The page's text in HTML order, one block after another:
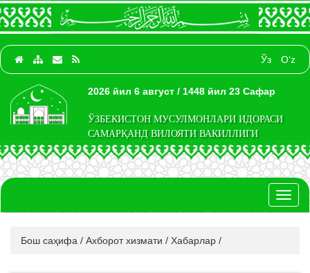
Ўз O‘z
2026 йил 6 август / 1448 йил 23 Сафар
ЎЗБЕКИСТОН МУСУЛМОНЛАРИ ИДОРАСИ
САМАРҚАНД ВИЛОЯТИ ВАКИЛЛИГИ
Бош саҳифа / Ахборот хизмати / Хабарлар /